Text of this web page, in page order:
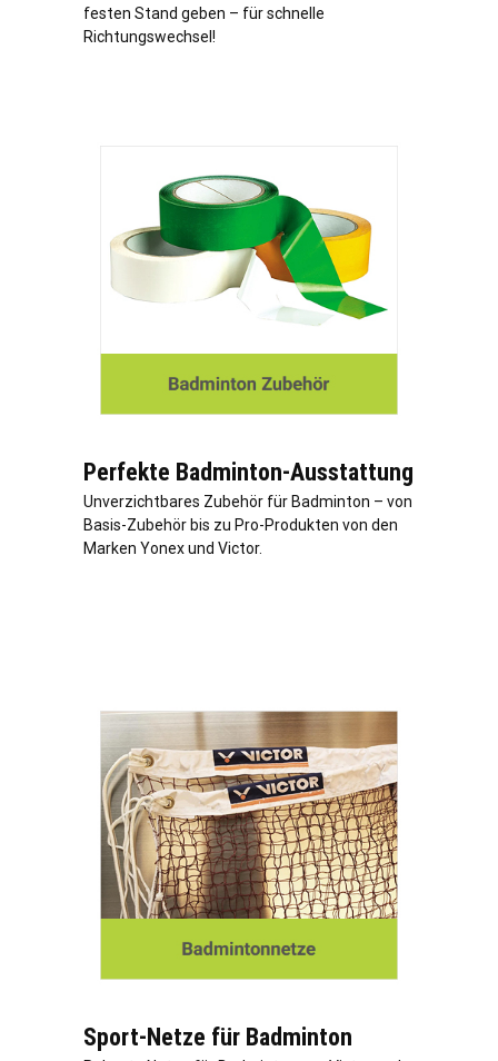
festen Stand geben – für schnelle
Richtungswechsel!
Perfekte Badminton-Ausstattung
Unverzichtbares Zubehör für Badminton – von
Basis-Zubehör bis zu Pro-Produkten von den
Marken Yonex und Victor.
Sport-Netze für Badminton